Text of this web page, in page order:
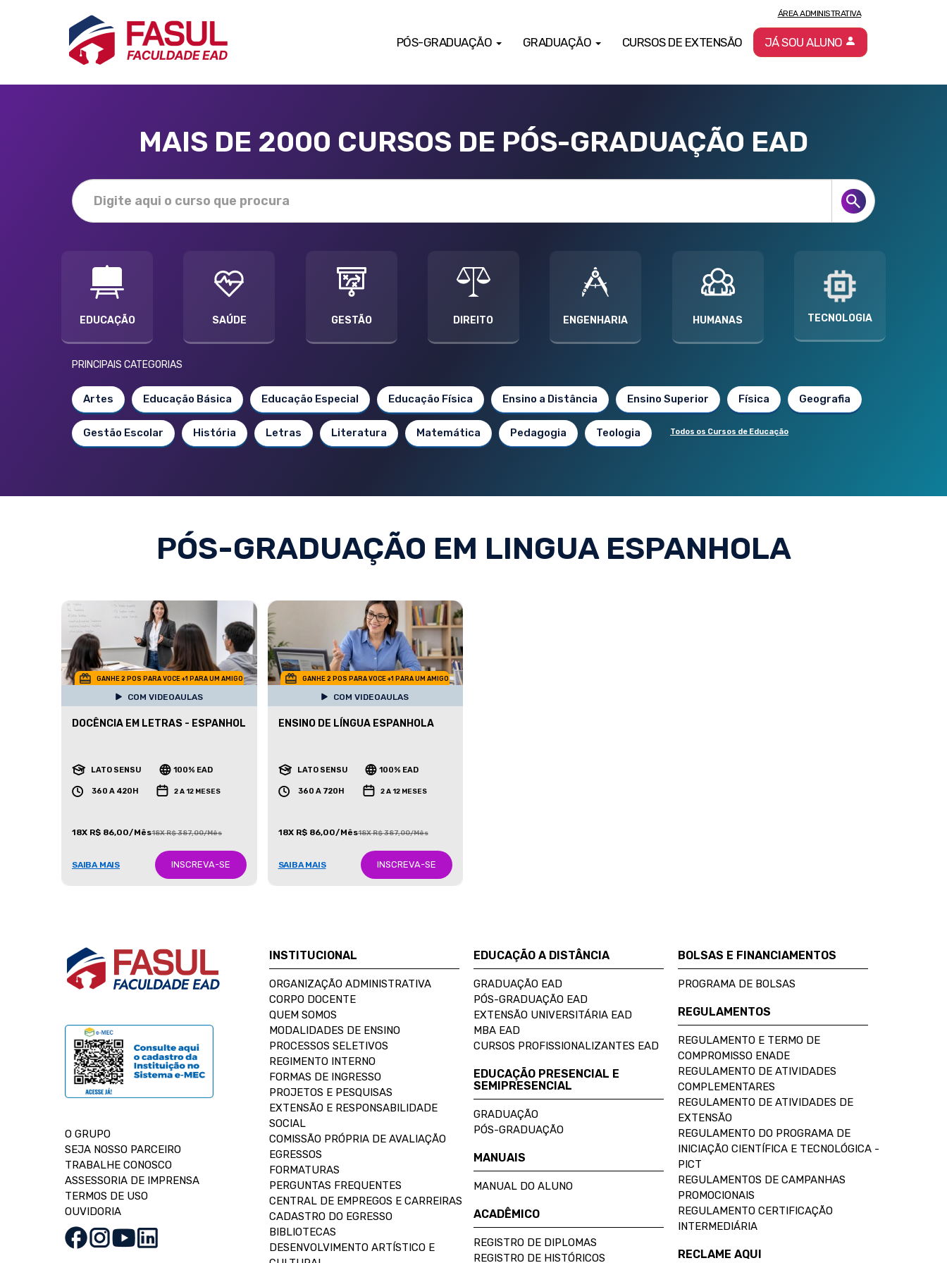
PÓS-GRADUAÇÃO GRADUAÇÃO CURSOS DE EXTENSÃO
ÁREA ADMINISTRATIVA
JÁ SOU ALUNO
MAIS DE 2000 CURSOS DE PÓS-GRADUAÇÃO EAD
EDUCAÇÃO SAÚDE GESTÃO DIREITO ENGENHARIA HUMANAS TECNOLOGIA
PRINCIPAIS CATEGORIAS
Artes Educação Básica Educação Especial Educação Física Ensino a Distância Ensino Superior Física Geografia
Gestão Escolar História Letras Literatura Matemática Pedagogia Teologia Todos os Cursos de Educação
PÓS-GRADUAÇÃO EM LINGUA ESPANHOLA
GANHE 2 POS PARA VOCE +1 PARA UM AMIGO
COM VIDEOAULAS
DOCÊNCIA EM LETRAS - ESPANHOL
LATO SENSU 100% EAD
360 A 420H 2 A 12 MESES
18X R$ 86,00/Mês18X R$ 387,00/Mês
SAIBA MAIS INSCREVA-SE
GANHE 2 POS PARA VOCE +1 PARA UM AMIGO
COM VIDEOAULAS
ENSINO DE LÍNGUA ESPANHOLA
LATO SENSU 100% EAD
360 A 720H 2 A 12 MESES
18X R$ 86,00/Mês18X R$ 387,00/Mês
SAIBA MAIS INSCREVA-SE
O GRUPO
SEJA NOSSO PARCEIRO
TRABALHE CONOSCO
ASSESSORIA DE IMPRENSA
TERMOS DE USO
OUVIDORIA
INSTITUCIONAL
ORGANIZAÇÃO ADMINISTRATIVA
CORPO DOCENTE
QUEM SOMOS
MODALIDADES DE ENSINO
PROCESSOS SELETIVOS
REGIMENTO INTERNO
FORMAS DE INGRESSO
PROJETOS E PESQUISAS
EXTENSÃO E RESPONSABILIDADE
SOCIAL
COMISSÃO PRÓPRIA DE AVALIAÇÃO
EGRESSOS
FORMATURAS
PERGUNTAS FREQUENTES
CENTRAL DE EMPREGOS E CARREIRAS
CADASTRO DO EGRESSO
BIBLIOTECAS
DESENVOLVIMENTO ARTÍSTICO E
EDUCAÇÃO A DISTÂNCIA
GRADUAÇÃO EAD
PÓS-GRADUAÇÃO EAD
EXTENSÃO UNIVERSITÁRIA EAD
MBA EAD
CURSOS PROFISSIONALIZANTES EAD
EDUCAÇÃO PRESENCIAL E
SEMIPRESENCIAL
GRADUAÇÃO
PÓS-GRADUAÇÃO
MANUAIS
MANUAL DO ALUNO
ACADÊMICO
REGISTRO DE DIPLOMAS
REGISTRO DE HISTÓRICOS
BOLSAS E FINANCIAMENTOS
PROGRAMA DE BOLSAS
REGULAMENTOS
REGULAMENTO E TERMO DE
COMPROMISSO ENADE
REGULAMENTO DE ATIVIDADES
COMPLEMENTARES
REGULAMENTO DE ATIVIDADES DE
EXTENSÃO
REGULAMENTO DO PROGRAMA DE
INICIAÇÃO CIENTÍFICA E TECNOLÓGICA -
PICT
REGULAMENTOS DE CAMPANHAS
PROMOCIONAIS
REGULAMENTO CERTIFICAÇÃO
INTERMEDIÁRIA
RECLAME AQUI